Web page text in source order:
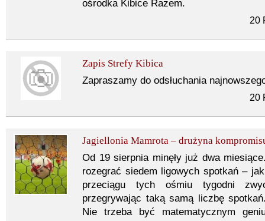
ośrodka Kibice Razem.
20
Zapis Strefy Kibica
Zapraszamy do odsłuchania
20
Jagiellonia Mamrota – drużyna
Od 19 sierpnia minęły już dwa
rozegrać siedem ligowych spotkań –
przeciągu tych ośmiu tygodni
przegrywając taką samą liczbę
Nie trzeba być matematycznym